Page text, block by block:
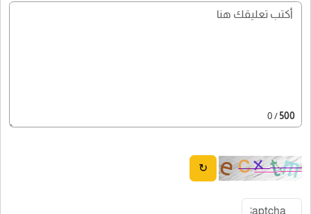
500
/ 0
↻